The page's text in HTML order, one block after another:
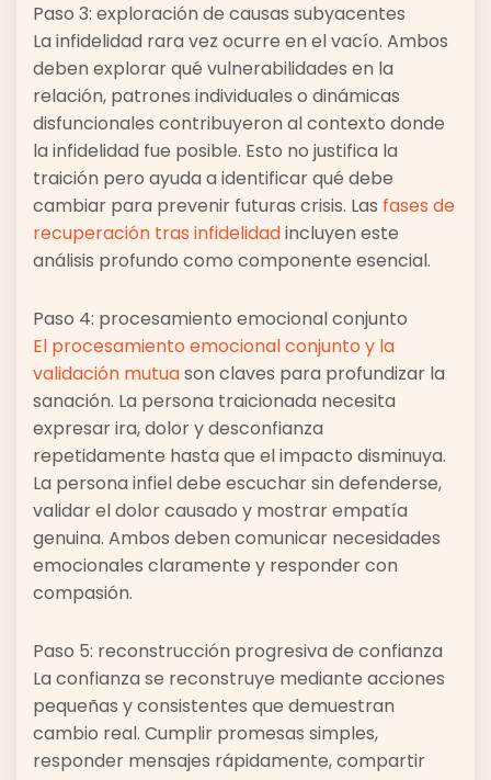
Paso 3: exploración de causas subyacentes
La infidelidad rara vez ocurre en el vacío. Ambos
deben explorar qué vulnerabilidades en la
relación, patrones individuales o dinámicas
disfuncionales contribuyeron al contexto donde
la infidelidad fue posible. Esto no justifica la
traición pero ayuda a identificar qué debe
cambiar para prevenir futuras crisis. Las fases de
recuperación tras infidelidadincluyen este
análisis profundo como componente esencial.
Paso 4: procesamiento emocional conjunto
El procesamiento emocional conjunto y la
validación mutuason claves para profundizar la
sanación. La persona traicionada necesita
expresar ira, dolor y desconfianza
repetidamente hasta que el impacto disminuya.
La persona infiel debe escuchar sin defenderse,
validar el dolor causado y mostrar empatía
genuina. Ambos deben comunicar necesidades
emocionales claramente y responder con
compasión.
Paso 5: reconstrucción progresiva de confianza
La confianza se reconstruye mediante acciones
pequeñas y consistentes que demuestran
cambio real. Cumplir promesas simples,
responder mensajes rápidamente, compartir